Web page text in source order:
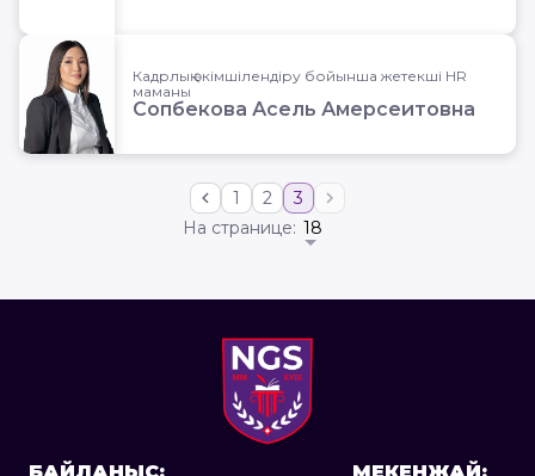
Сопбекова Асель Амерсеитовна
Кадрлық әкімшілендіру бойынша жетекші HR
маманы
На странице:
Предыдущая страница
1 2 3
Следующая страница
Бізбен хабарласу